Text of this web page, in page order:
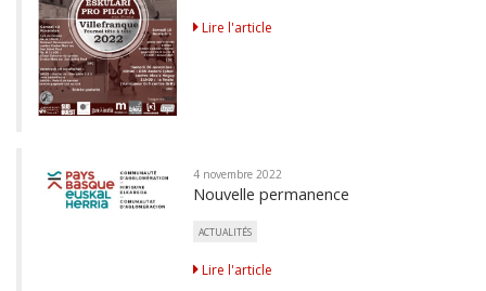
Lire l'article
4 novembre 2022
Nouvelle permanence
ACTUALITÉS
Lire l'article